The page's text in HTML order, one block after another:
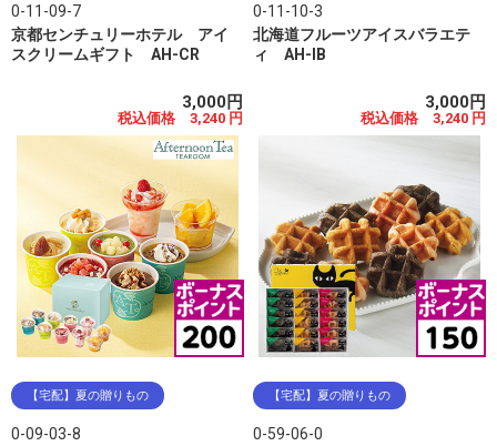
0-11-09-7
京都センチュリーホテル アイ
スクリームギフト AH-CR
3,000円
税込価格 3,240 円
0-11-10-3
北海道フルーツアイスバラエテ
ィ AH-IB
3,000円
税込価格 3,240 円
【宅配】夏の贈りもの
0-09-03-8
【宅配】夏の贈りもの
0-59-06-0